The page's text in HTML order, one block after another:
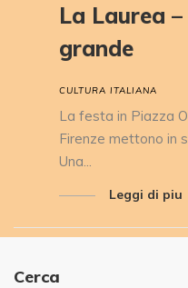
CULTURA ITALIANA
La Laurea
grande
La festa in Piazza
Firenze mettono in
Una...
Leggi di piu
Cerca